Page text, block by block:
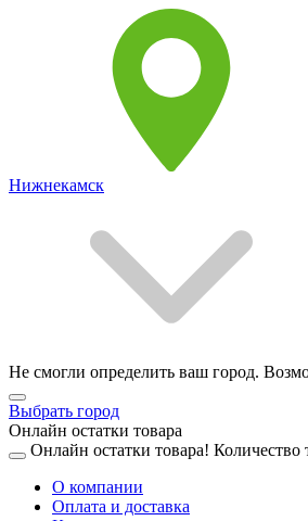
Нижнекамск
Не смогли определить ваш город.
Выбрать город
Онлайн остатки товара
Онлайн остатки товара! Количество
О компании
Оплата и доставка